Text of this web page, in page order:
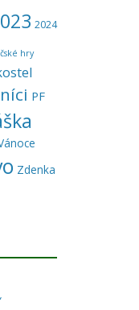
2024
hry
PF
Zdenka